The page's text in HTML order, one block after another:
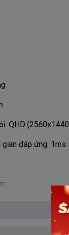
QHD
đáp ứng: 1ms
nguồn, Cáp HDMI